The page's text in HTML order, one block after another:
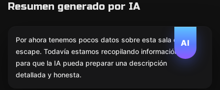
Resumen generado por IA
AI
Por ahora tenemos pocos datos sobre esta sala de
escape. Todavía estamos recopilando información
para que la IA pueda preparar una descripción
detallada y honesta.